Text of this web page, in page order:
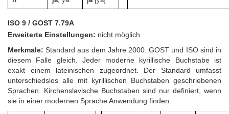
ISO 9 / GOST 7.79A
Erweiterte Einstellungen: nicht möglich
Merkmale: Standard aus dem Jahre 2000. GOST und ISO sind in
diesem Falle gleich. Jeder moderne kyrillische Buchstabe ist
exakt einem lateinischen zugeordnet. Der Standard umfasst
unterschiedslos alle mit kyrillischen Buchstaben geschriebenen
Sprachen. Kirchenslavische Buchstaben sind nur definiert, wenn
sie in einer modernen Sprache Anwendung finden.